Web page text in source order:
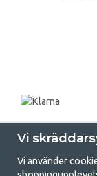
Vi
Vi använder